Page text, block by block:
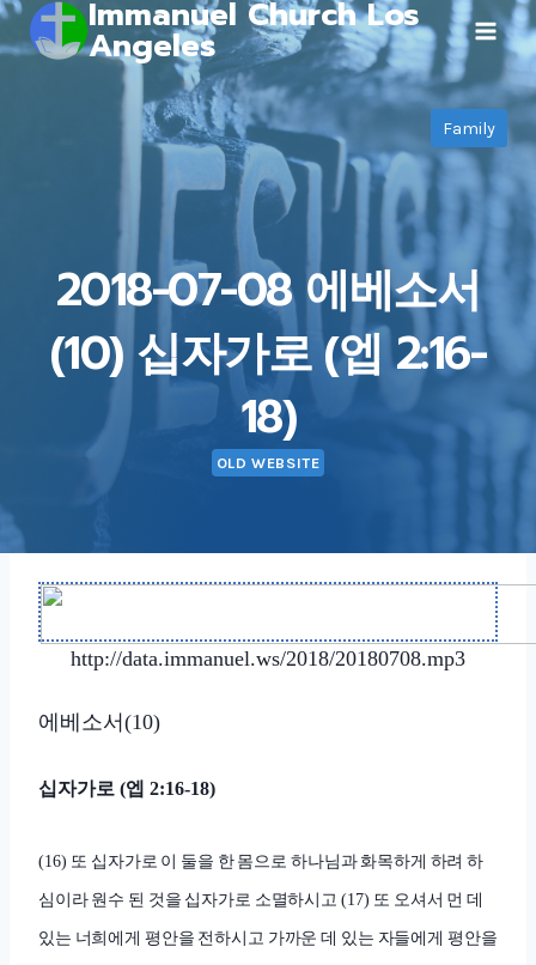
Skip
to
Immanuel Church Los
Angeles
Family
2018-07-08 에베소서
(10) 십자가로 (엡 2:16-
18)
OLD WEBSITE
http://data.immanuel.ws/2018/20180708.mp3
에베소서(10)
십자가로 (엡 2:16-18)
(16) 또 십자가로 이 둘을 한 몸으로 하나님과 화목하게 하려 하
심이라 원수 된 것을 십자가로 소멸하시고 (17) 또 오셔서 먼 데
있는 너희에게 평안을 전하시고 가까운 데 있는 자들에게 평안을